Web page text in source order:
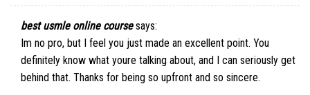
best usmle online course says:
Im no pro, but I feel you just made an excellent point. You
definitely know what youre talking about, and I can seriously get
behind that. Thanks for being so upfront and so sincere.